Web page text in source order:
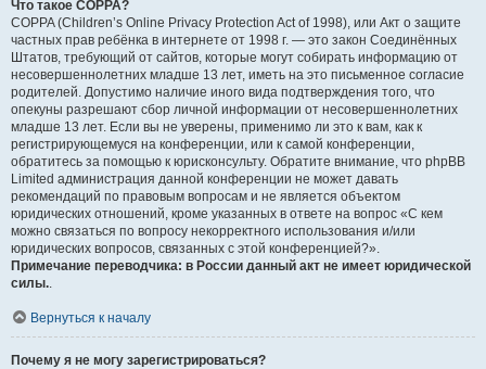
Что такое COPPA?
COPPA (Children’s Online Privacy Protection Act of 1998), или Акт о защите
частных прав ребёнка в интернете от 1998 г. — это закон Соединённых
Штатов, требующий от сайтов, которые могут собирать информацию от
несовершеннолетних младше 13 лет, иметь на это письменное согласие
родителей. Допустимо наличие иного вида подтверждения того, что
опекуны разрешают сбор личной информации от несовершеннолетних
младше 13 лет. Если вы не уверены, применимо ли это к вам, как к
регистрирующемуся на конференции, или к самой конференции,
обратитесь за помощью к юрисконсульту. Обратите внимание, что phpBB
Limited администрация данной конференции не может давать
рекомендаций по правовым вопросам и не является объектом
юридических отношений, кроме указанных в ответе на вопрос «С кем
можно связаться по вопросу некорректного использования и/или
юридических вопросов, связанных с этой конференцией?».
Примечание переводчика: в России данный акт не имеет юридической
силы..
Вернуться к началу
Почему я не могу зарегистрироваться?